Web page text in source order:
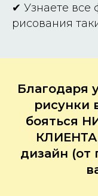
✔ Узнаете все
рисования
Благодаря
рисунки
бояться
дизайн (от